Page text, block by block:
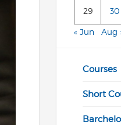
29 30
« Jun Aug
Courses
Short